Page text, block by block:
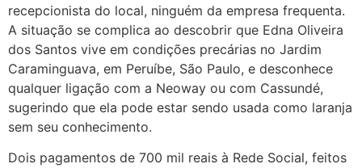
recepcionista do local, ninguém da empresa frequenta.
A situação se complica ao descobrir que Edna Oliveira
dos Santos vive em condições precárias no Jardim
Caraminguava, em Peruíbe, São Paulo, e desconhece
qualquer ligação com a Neoway ou com Cassundé,
sugerindo que ela pode estar sendo usada como laranja
sem seu conhecimento.
Dois pagamentos de 700 mil reais à Rede Social, feitos